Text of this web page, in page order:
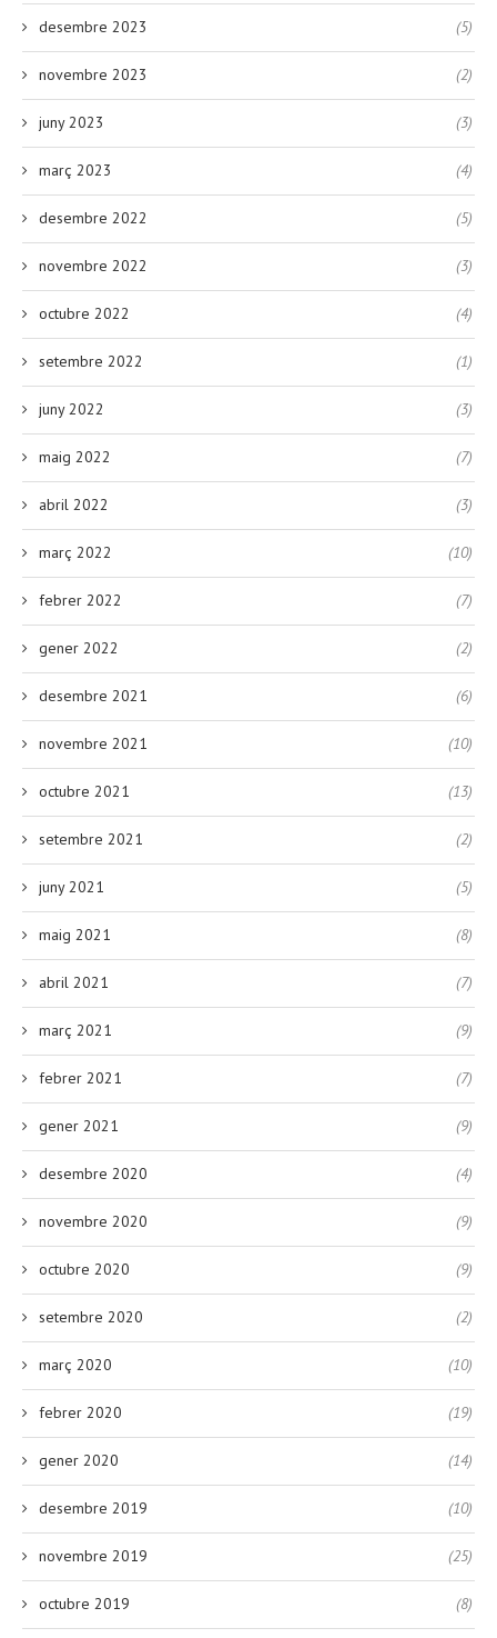
desembre 2023 (5)
novembre 2023 (2)
juny 2023 (3)
març 2023 (4)
desembre 2022 (5)
novembre 2022 (3)
octubre 2022 (4)
setembre 2022 (1)
juny 2022 (3)
maig 2022 (7)
abril 2022 (3)
març 2022 (10)
febrer 2022 (7)
gener 2022 (2)
desembre 2021 (6)
novembre 2021 (10)
octubre 2021 (13)
setembre 2021 (2)
juny 2021 (5)
maig 2021 (8)
abril 2021 (7)
març 2021 (9)
febrer 2021 (7)
gener 2021 (9)
desembre 2020 (4)
novembre 2020 (9)
octubre 2020 (9)
setembre 2020 (2)
març 2020 (10)
febrer 2020 (19)
gener 2020 (14)
desembre 2019 (10)
novembre 2019 (25)
octubre 2019 (8)